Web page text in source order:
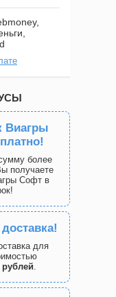
Виагры
более
получаете
Софт в
для
рублей.